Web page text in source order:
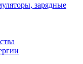
зарядные